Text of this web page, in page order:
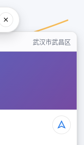
武汉市武昌区